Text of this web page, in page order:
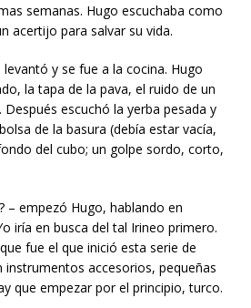
semanas. Hugo escuchaba como
acertijo para salvar su vida.
y se fue a la cocina. Hugo
la tapa de la pava, el ruido de un
escuchó la yerba pesada y
de la basura (debía estar vacía,
del cubo; un golpe sordo, corto,
– empezó Hugo, hablando en
iría en busca del tal Irineo primero.
fue el que inició esta serie de
accesorios, pequeñas
que empezar por el principio, turco.